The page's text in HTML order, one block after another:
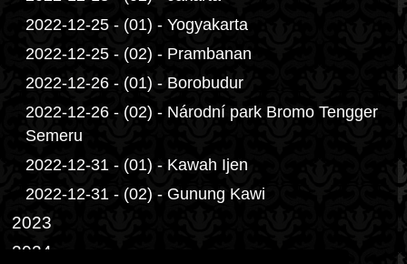
2022-12-25 - (01) - Yogyakarta
2022-12-25 - (02) - Prambanan
2022-12-26 - (01) - Borobudur
2022-12-26 - (02) - Národní park Bromo Tengger
Semeru
2022-12-31 - (01) - Kawah Ijen
2022-12-31 - (02) - Gunung Kawi
2023
2024